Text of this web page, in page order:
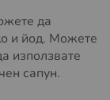
да
и йод. Можете
използвате
сапун.